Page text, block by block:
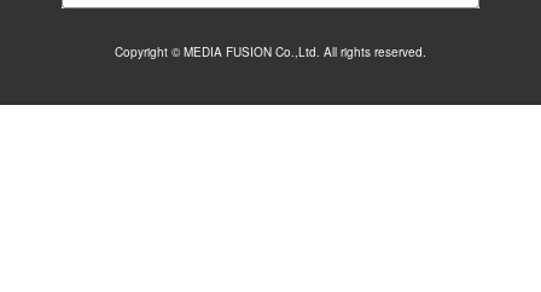
Copyright © MEDIA FUSION Co.,Ltd. All rights reserved.